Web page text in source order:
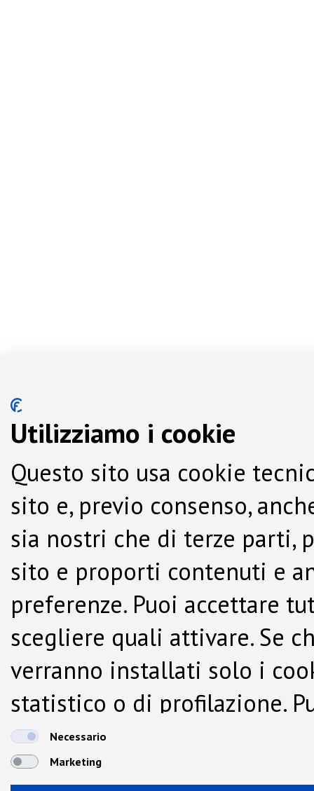
Utilizziamo i cookie
Questo sito usa cookie
sito e, previo consenso,
sia nostri che di terze parti,
sito e proporti contenuti e
preferenze. Puoi accettare
scegliere quali attivare. Se
verranno installati solo i
statistico o di profilazione.
dalla Cookie Policy.
Necessario
Marketing